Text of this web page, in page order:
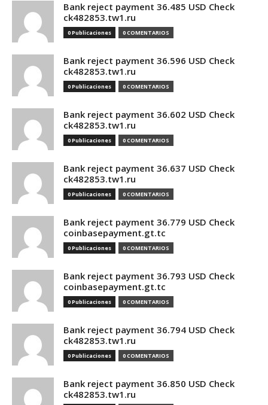
Bank reject payment 36.485 USD Check
ck482853.tw1.ru
0 Publicaciones 0 COMENTARIOS
Bank reject payment 36.596 USD Check
ck482853.tw1.ru
0 Publicaciones 0 COMENTARIOS
Bank reject payment 36.602 USD Check
ck482853.tw1.ru
0 Publicaciones 0 COMENTARIOS
Bank reject payment 36.637 USD Check
ck482853.tw1.ru
0 Publicaciones 0 COMENTARIOS
Bank reject payment 36.779 USD Check
coinbasepayment.gt.tc
0 Publicaciones 0 COMENTARIOS
Bank reject payment 36.793 USD Check
coinbasepayment.gt.tc
0 Publicaciones 0 COMENTARIOS
Bank reject payment 36.794 USD Check
ck482853.tw1.ru
0 Publicaciones 0 COMENTARIOS
Bank reject payment 36.850 USD Check
ck482853.tw1.ru